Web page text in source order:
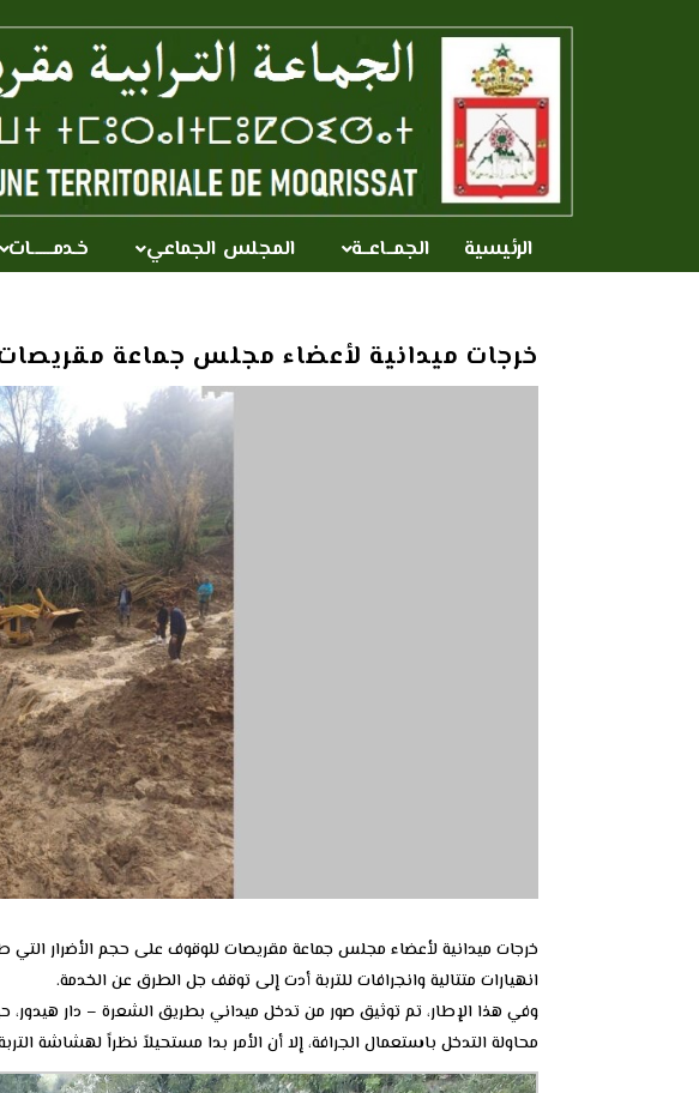
الرئيسية الجمــاعــة المجلس الجماعي خـدمــــــات
خرجات ميدانية لأعضاء مجلس جماعة
خرجات ميدانية لأعضاء مجلس جماعة مقريصات للوقوف على حجم الأضرار التي
انهيارات متتالية وانجرافات للتربة أدت إلى توقف جل الطرق عن الخدمة.
وفي هذا الإطار، تم توثيق صور من تدخل ميداني بطريق الشعرة – دار
محاولة التدخل باستعمال الجرافة، إلا أن الأمر بدا مستحيلاً نظراً لهشاشة